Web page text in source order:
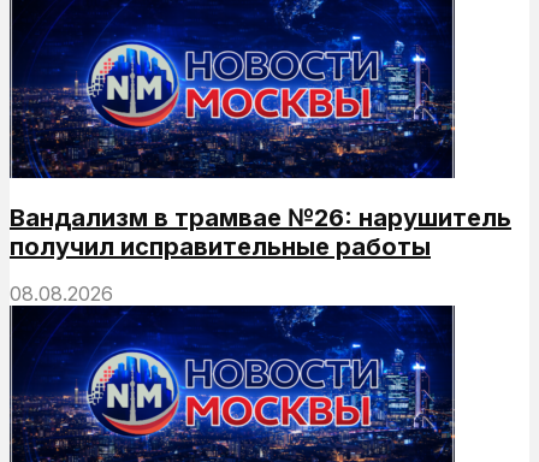
Вандализм в трамвае №26: нарушитель
получил исправительные работы
08.08.2026